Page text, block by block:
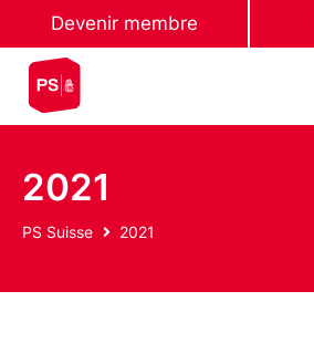
Devenir membre
2021
PS Suisse 2021